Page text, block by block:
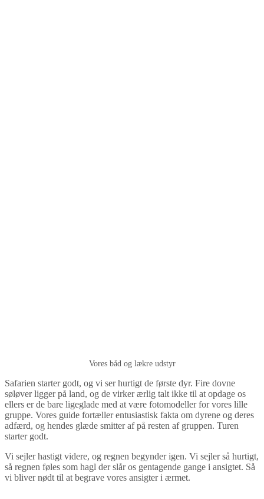
Vores båd og lækre udstyr
Safarien starter godt, og vi ser hurtigt de første dyr. Fire dovne
søløver ligger på land, og de virker ærlig talt ikke til at opdage os
ellers er de bare ligeglade med at være fotomodeller for vores lille
gruppe. Vores guide fortæller entusiastisk fakta om dyrene og deres
adfærd, og hendes glæde smitter af på resten af gruppen. Turen
starter godt.
Vi sejler hastigt videre, og regnen begynder igen. Vi sejler så hurtigt,
så regnen føles som hagl der slår os gentagende gange i ansigtet. Så
vi bliver nødt til at begrave vores ansigter i ærmet.